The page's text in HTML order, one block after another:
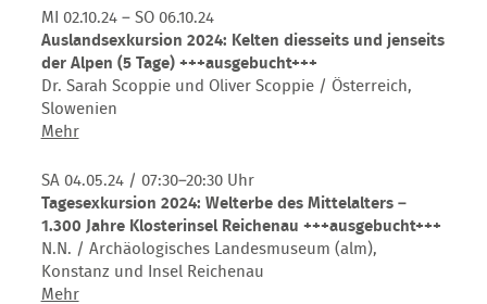
Südtirol
Tage)
+++abgesagt+++
Italien
–
Römer,
Byzantiner
und
Palladio
Tage)
MI 02.10.24 – SO 06.10.24
Auslandsexkursion 2024: Kelten diesseits und jenseits
der Alpen (5 Tage) +++ausgebucht+++
Dr. Sarah Scoppie und Oliver Scoppie / Österreich,
Slowenien
MehrAuslandsexkursion
Kelten
diesseits
und
jenseits
der
Alpen
SA 04.05.24/ 07:30–20:30 Uhr
Tagesexkursion 2024: Welterbe des Mittelalters –
1.300 Jahre Klosterinsel Reichenau +++ausgebucht+++
N.N. / Archäologisches Landesmuseum (alm),
Konstanz und Insel Reichenau
MehrTagesexkursion